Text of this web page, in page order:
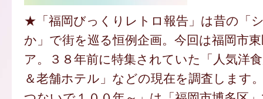
★「福岡びっくりレトロ報告」は昔の「
か」で街を巡る恒例企画。今回は福岡市
ア。３８年前に特集されていた「人気洋
＆老舗ホテル」などの現在を調査します